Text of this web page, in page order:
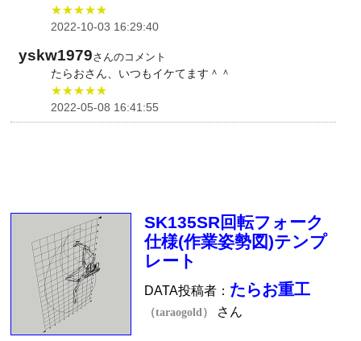
★★★★★
2022-10-03 16:29:40
yskw1979さんのコメント
たらおさん、いつもイケてます＾＾
★★★★★
2022-05-08 16:41:55
SK135SR回転フォーク
仕様(作業姿勢図)テンプ
レート
DATA投稿者： たらお重工
（taraogold） さん